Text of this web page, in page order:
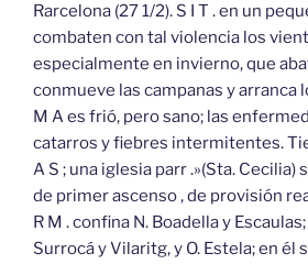
Rarcelona (27 1/2). S I T . en un
combaten con tal violencia los
especialmente en invierno, que
conmueve las campanas y arranca
M A es frió, pero sano; las
catarros y fiebres intermitentes.
A S ; una iglesia parr .»(Sta. Cecilia)
de primer ascenso , de provisión
R M . confina N. Boadella y
Surrocá y Vilaritg, y O. Estela; en él